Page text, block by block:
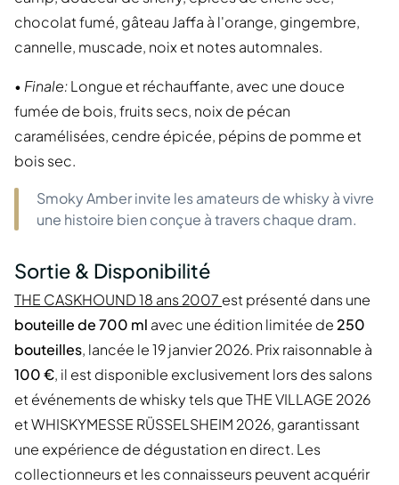
chocolat fumé, gâteau Jaffa à l'orange, gingembre,
cannelle, muscade, noix et notes automnales.
• Finale:Longue et réchauffante, avec une douce
fumée de bois, fruits secs, noix de pécan
caramélisées, cendre épicée, pépins de pomme et
bois sec.
Smoky Amber invite les amateurs de whisky à vivre
une histoire bien conçue à travers chaque dram.
Sortie & Disponibilité
THE CASKHOUND 18 ans 2007 est présenté dans une
bouteille de 700 ml avec une édition limitée de250
bouteilles, lancée le 19 janvier 2026. Prix raisonnable à
100 €, il est disponible exclusivement lors des salons
et événements de whisky tels que THE VILLAGE 2026
et WHISKYMESSE RÜSSELSHEIM 2026, garantissant
une expérience de dégustation en direct. Les
collectionneurs et les connaisseurs peuvent acquérir